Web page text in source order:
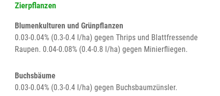
Zierpflanzen
Blumenkulturen und Grünpflanzen
0.03-0.04% (0.3-0.4 l/ha) gegen Thrips und Blattfressende
Raupen. 0.04-0.08% (0.4-0.8 l/ha) gegen Minierfliegen.
Buchsbäume
0.03-0.04% (0.3-0.4 l/ha) gegen Buchsbaumzünsler.